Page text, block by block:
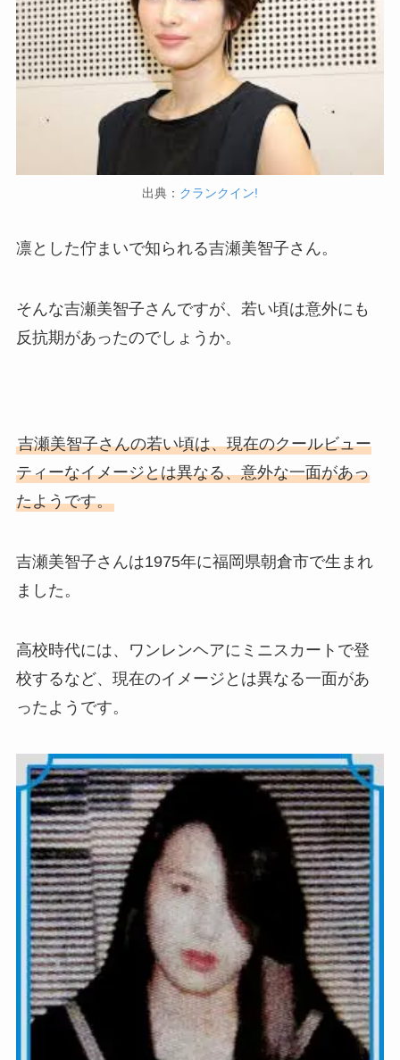
出典： クランクイン!
凛とした佇まいで知られる吉瀬美智子さん。
そんな吉瀬美智子さんですが、若い頃は意外にも
反抗期があったのでしょうか。
吉瀬美智子さんの若い頃は、現在のクールビュー
ティーなイメージとは異なる、意外な一面があっ
たようです。
吉瀬美智子さんは1975年に福岡県朝倉市で生まれ
ました。
高校時代には、ワンレンヘアにミニスカートで登
校するなど、現在のイメージとは異なる一面があ
ったようです。